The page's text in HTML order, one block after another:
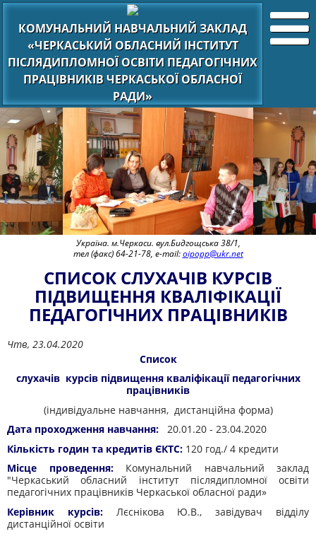
КОМУНАЛЬНИЙ НАВЧАЛЬНИЙ ЗАКЛАД
«ЧЕРКАСЬКИЙ ОБЛАСНИЙ ІНСТИТУТ
ПІСЛЯДИПЛОМНОЇ ОСВІТИ ПЕДАГОГІЧНИХ
ПРАЦІВНИКІВ ЧЕРКАСЬКОЇ ОБЛАСНОЇ
РАДИ»
Україна. м.Черкаси. вул.Бидгощська 38/1,
тел (факс) 64-21-78, e-mail:oipopp@ukr.net
СПИСОК СЛУХАЧІВ КУРСІВ
ПІДВИЩЕННЯ КВАЛІФІКАЦІЇ
ПЕДАГОГІЧНИХ ПРАЦІВНИКІВ
Чтв, 23.04.2020
Список
слухачів курсів підвищення кваліфікації педагогічних
працівників
(індивідуальне навчання, дистанційна форма)
Дата проходження навчання:
20.01.20 - 23.04.2020
Кількість годин та кредитів ЄКТС: 120 год./ 4 кредити
Місце проведення:Комунальний навчальний заклад
"Черкаський обласний інститут післядипломної освіти
педагогічних працівників Черкаської обласної ради»
Керівник курсів:Лєснікова Ю.В., завідувач відділу
дистанційної освіти